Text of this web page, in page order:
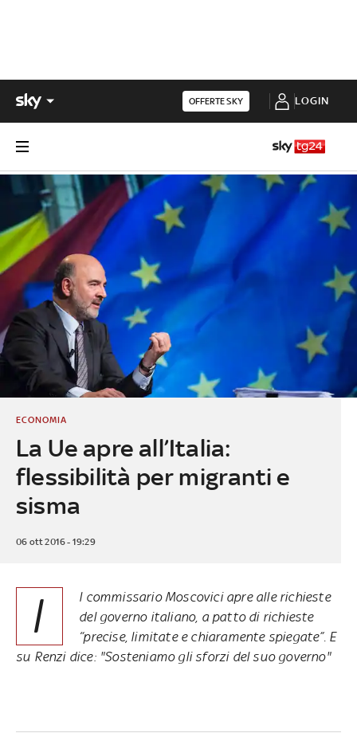
OFFERTE SKY LOGIN
La Ue apre all’Italia:
flessibilità per migranti e
sisma
ECONOMIA
06 ott 2016 - 19:29
I
l commissario Moscovici apre alle richieste
del governo italiano, a patto di richieste
“precise, limitate e chiaramente spiegate”. E
su Renzi dice: "Sosteniamo gli sforzi del suo governo"